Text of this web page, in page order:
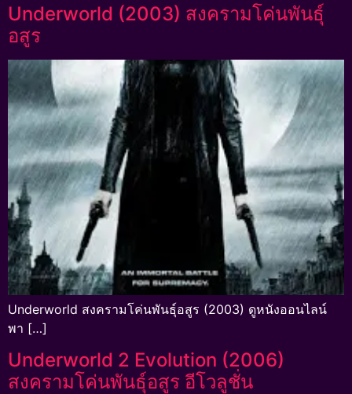
Underworld (2003) สงครามโค่นพันธุ์
อสูร
Underworld สงครามโค่นพันธุ์อสูร (2003) ดูหนังออนไลน์
พา […]
Underworld 2 Evolution (2006)
สงครามโค่นพันธุ์อสูร อีโวลูชั่น